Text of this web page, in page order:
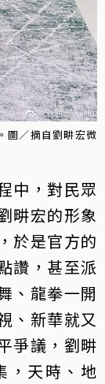
圖／摘自劉畊宏微
中，對民眾
畊宏的形象
於是官方的
讚，甚至派
、龍拳一開
、新華就又
爭議，劉畊
，天時、地